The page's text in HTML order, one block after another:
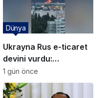
Ukrayna Rus e-ticaret
devini vurdu:
Karadeniz’de gemiler
hedefte
Dünya
1 gün önce